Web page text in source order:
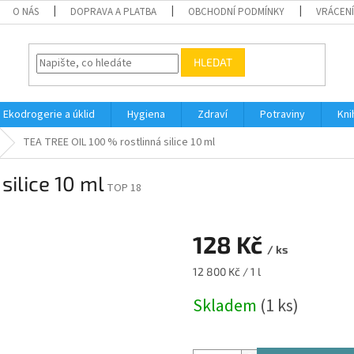
O NÁS DOPRAVA A PLATBA OBCHODNÍ PODMÍNKY
HLEDAT
Ekodrogerie a úklid Hygiena Zdraví Potraviny
TEA TREE OIL 100 % rostlinná silice 10 ml
silice 10 ml TOP 18
128 Kč / ks
Měrná
12 800 Kč / 1 l
Skladem (1 ks)